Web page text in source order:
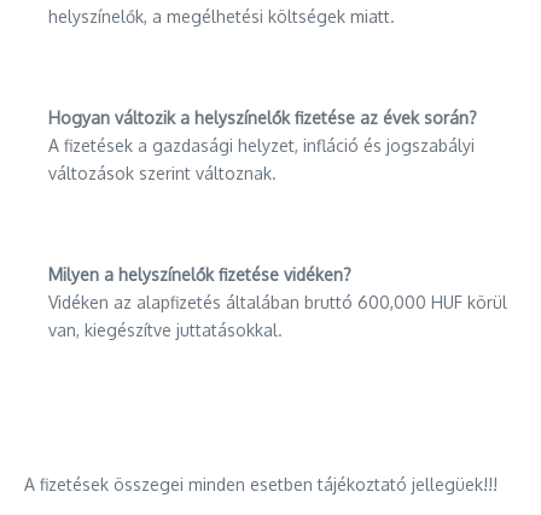
helyszínelők, a megélhetési költségek miatt.
Hogyan változik a helyszínelők fizetése az évek során?
A fizetések a gazdasági helyzet, infláció és jogszabályi
változások szerint változnak.
Milyen a helyszínelők fizetése vidéken?
Vidéken az alapfizetés általában bruttó 600,000 HUF körül
van, kiegészítve juttatásokkal.
A fizetések összegei minden esetben tájékoztató jellegüek!!!